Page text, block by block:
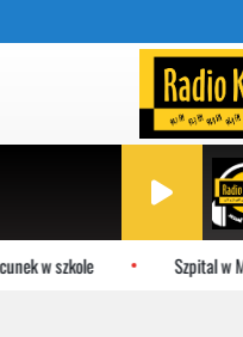
szkole Szpital w